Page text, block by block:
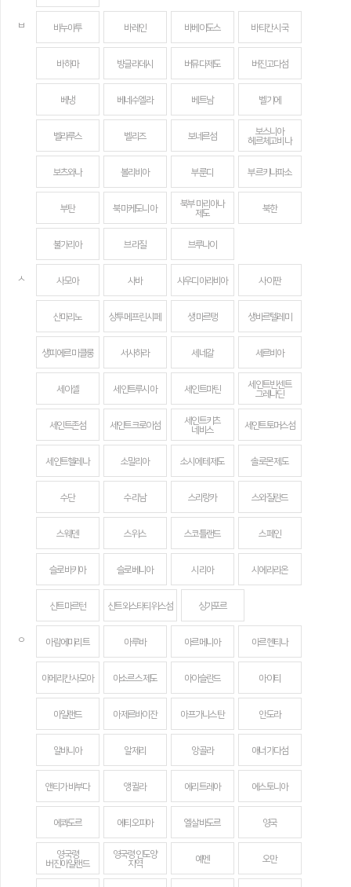
ㅂ 바누아투 바레인 바베이도스 바티칸 시국
바하마 방글라데시 버뮤다제도 버진고다섬
베냉 베네수엘라 베트남 벨기에
벨라루스 벨리즈 보네르섬
보스니아
헤르체고비나
보츠와나 볼리비아 부룬디 부르키나파소
부탄 북마케도니아
북부 마리아나
제도
북한
불가리아 브라질 브루나이
ㅅ 사모아 사바 사우디아라비아 사이판
산마리노 상투메 프린시페 생 마르탱 생바르텔레미
생피에르 미클롱 서사하라 세네갈 세르비아
세이셸 세인트루시아 세인트마틴
세인트빈센트
그레나딘
세인트존섬 세인트크로이섬
세인트키츠
네비스
세인트토머스섬
세인트헬레나 소말리아 소시에테 제도 솔로몬 제도
수단 수리남 스리랑카 스와질란드
스웨덴 스위스 스코틀랜드 스페인
슬로바키아 슬로베니아 시리아 시에라리온
신트마르턴 신트외스타티위스섬 싱가포르
ㅇ 아랍에미리트 아루바 아르메니아 아르헨티나
아메리칸 사모아 아소르스 제도 아이슬란드 아이티
아일랜드 아제르바이잔 아프가니스탄 안도라
알바니아 알제리 앙골라 애너가다섬
앤티가 바부다 앵귈라 에리트레아 에스토니아
에콰도르 에티오피아 엘살바도르 영국
영국령
버진아일랜드
영국령 인도양
지역
예멘 오만